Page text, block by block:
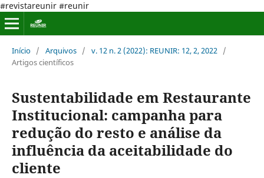
#revistareunir #reunir
Início / Arquivos / v. 12 n. 2 (2022): REUNIR: 12, 2, 2022 /
Artigos científicos
Sustentabilidade em Restaurante
Institucional: campanha para
redução do resto e análise da
influência da aceitabilidade do
cliente